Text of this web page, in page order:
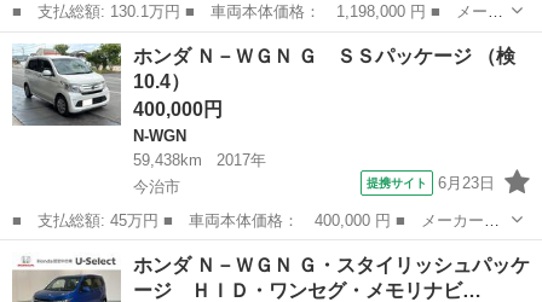
■ 支払総額: 130.1万円 ■ 車両本体価格： 1,198,000 円 ■ メーカ
ー名： ホンダ ■ 車種名： Ｎ－ＷＧＮカスタム ■ グレード
名： Ｌホンダセンシング ＬＥＤ・メモリナビ・ＣＤ・バックカメ
ラ・純正ＡＷ...
愛媛 今治市 N-WGN
ホンダ Ｎ－ＷＧＮ Ｇ ＳＳパッケージ （検
10.4）
400,000円
N-WGN
59,438km
2017年
今治市
提携サイト 6月23日
■ 支払総額: 45万円 ■ 車両本体価格： 400,000 円 ■ メーカー
名： ホンダ ■ 車種名： Ｎ－ＷＧＮ ■ グレード名： Ｇ ＳＳ
パッケージ ■ 排気量： 660cc ■ ドア枚数： 5D ■ ミッション：
愛媛 N-WGN
ホンダ Ｎ－ＷＧＮ Ｇ・スタイリッシュパッケ
ージ ＨＩＤ・ワンセグ・メモリナビ…